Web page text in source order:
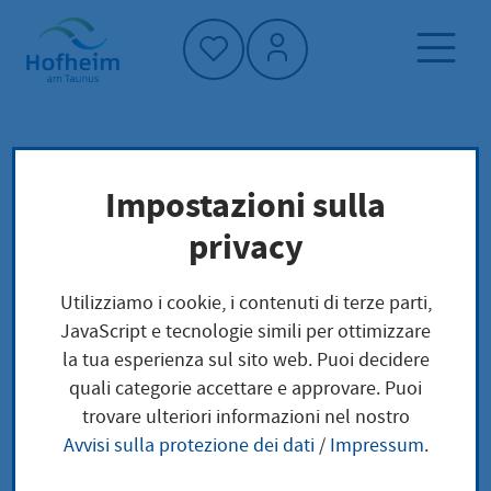
Home"
Pagina iniziale
Politica e amministrazione
amministrazione
Tribunali locali
Impostazioni sulla
privacy
Utilizziamo i cookie, i contenuti di terze parti,
JavaScript e tecnologie simili per ottimizzare
la tua esperienza sul sito web. Puoi decidere
quali categorie accettare e approvare. Puoi
trovare ulteriori informazioni nel nostro
Avvisi sulla protezione dei dati/ Impressum.